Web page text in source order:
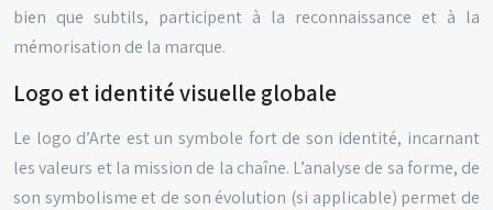
bien que subtils, participent à la reconnaissance et à la
mémorisation de la marque.
Logo et identité visuelle globale
Le logo d’Arte est un symbole fort de son identité, incarnant
les valeurs et la mission de la chaîne. L’analyse de sa forme, de
son symbolisme et de son évolution (si applicable) permet de